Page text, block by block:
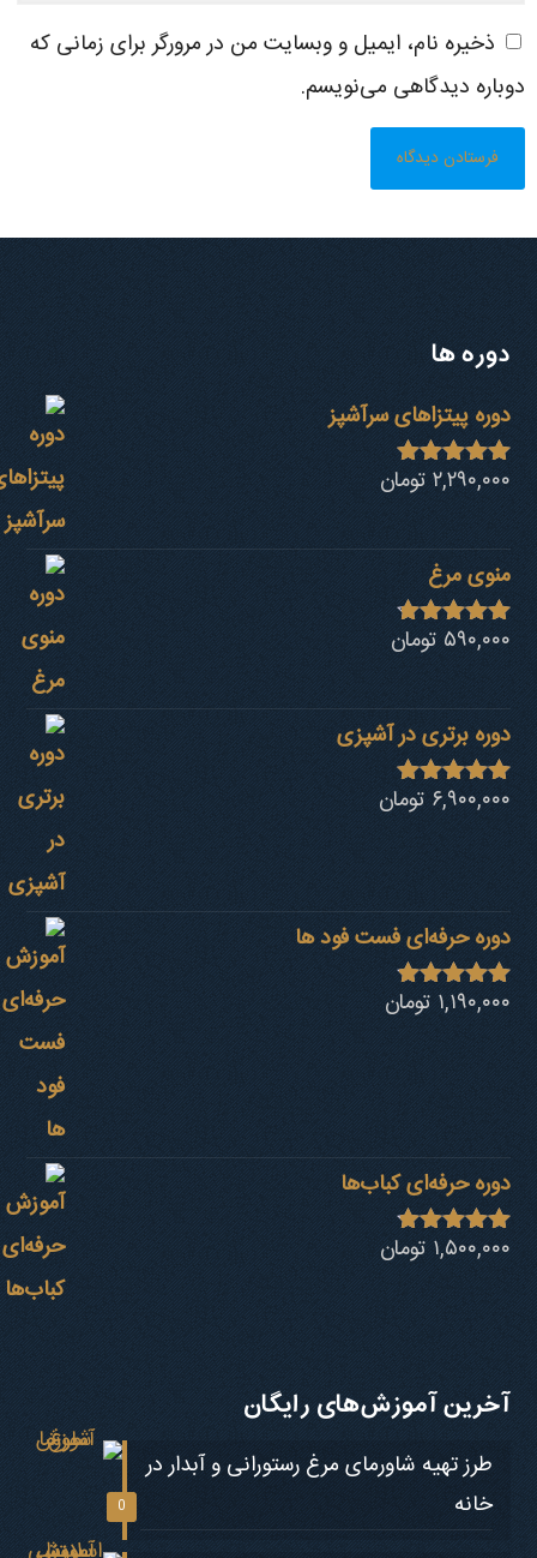
ذخیره نام، ایمیل و وبسایت من در مرورگر برای زمانی که
دوباره دیدگاهی می‌نویسم.
دوره ها
دوره پیتزاهای سرآشپز
نمره4.94
۲,۲۹۰,۰۰۰ تومان
منوی مرغ
نمره4.68۵۹۰,۰۰۰ تومان
دوره برتری در آشپزی
نمره4.92
۶,۹۰۰,۰۰۰ تومان
دوره حرفه‌ای فست فود ها
نمره4.80۱,۱۹۰,۰۰۰ تومان
دوره حرفه‌ای کباب‎‌ها
نمره4.73
۱,۵۰۰,۰۰۰ تومان
آخرین آموزش‌های رایگان
0
طرز تهیه شاورمای مرغ رستورانی و آبدار در
خانه